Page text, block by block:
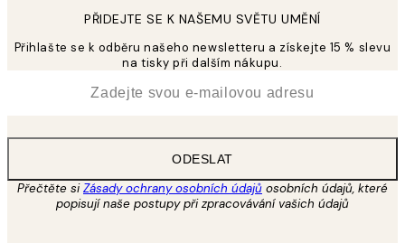
PŘIDEJTE SE K NAŠEMU SVĚTU UMĚNÍ
Přihlašte se k odběru našeho newsletteru a získejte 15 % slevu
na tisky při dalším nákupu.
ODESLAT
Přečtěte siZásady ochrany osobních údajů osobních údajů, které
popisují naše postupy při zpracovávání vašich údajů